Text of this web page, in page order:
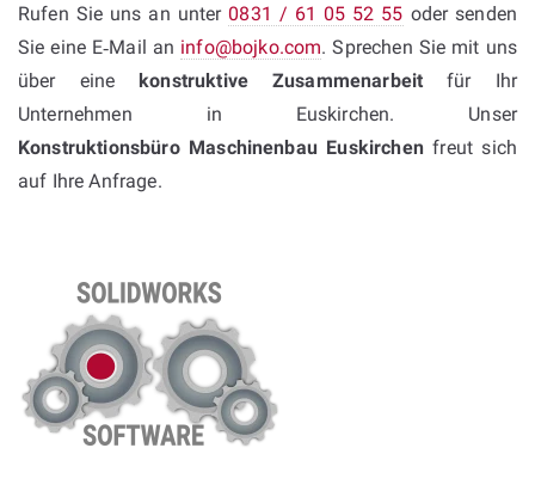
Rufen Sie uns an unter0831 / 61 05 52 55 oder senden
Sie eine E‑Mail an info@bojko.com. Sprechen Sie mit uns
über eine
konstruktive Zusammenarbeit für Ihr
Unternehmen in Euskirchen. Unser
Konstruktionsbüro Maschinenbau Euskirchenfreut sich
auf Ihre Anfrage.